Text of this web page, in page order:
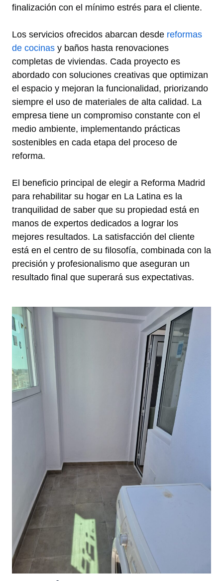
finalización con el mínimo estrés para el cliente.
Los servicios ofrecidos abarcan desde reformas
de cocinas y baños hasta renovaciones
completas de viviendas. Cada proyecto es
abordado con soluciones creativas que optimizan
el espacio y mejoran la funcionalidad, priorizando
siempre el uso de materiales de alta calidad. La
empresa tiene un compromiso constante con el
medio ambiente, implementando prácticas
sostenibles en cada etapa del proceso de
reforma.
El beneficio principal de elegir a Reforma Madrid
para rehabilitar su hogar en La Latina es la
tranquilidad de saber que su propiedad está en
manos de expertos dedicados a lograr los
mejores resultados. La satisfacción del cliente
está en el centro de su filosofía, combinada con la
precisión y profesionalismo que aseguran un
resultado final que superará sus expectativas.